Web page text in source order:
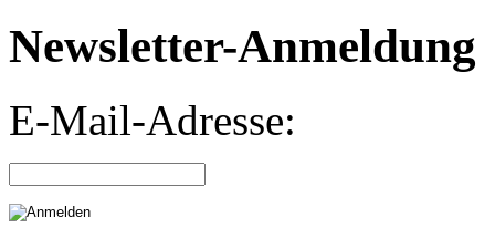
Newsletter-Anmeldung
E-Mail-Adresse: